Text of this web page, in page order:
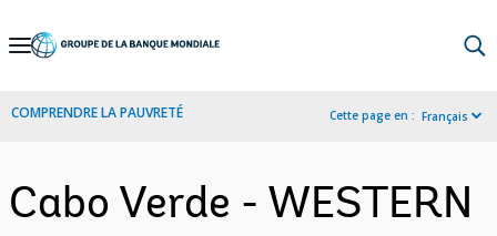
Skip
Navigation
COMPRENDRE LA PAUVRETÉ Cette page en : Français
Cabo Verde - WESTERN